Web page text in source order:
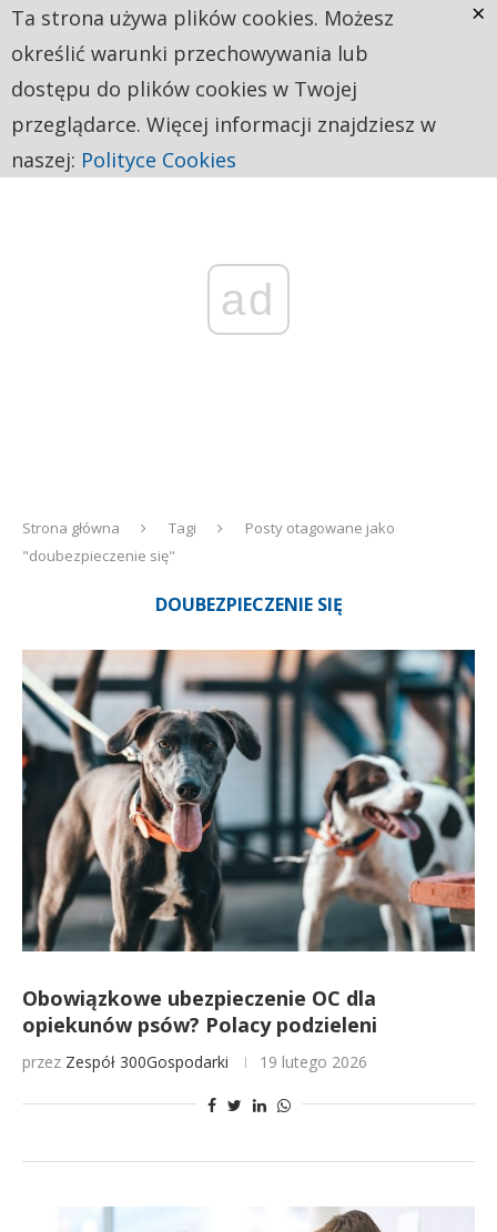
ad
Strona główna Tagi
Posty otagowane jako
"doubezpieczenie się"
DOUBEZPIECZENIE SIĘ
Obowiązkowe ubezpieczenie OC dla
opiekunów psów? Polacy podzieleni
przez Zespół 300Gospodarki 19 lutego 2026
Ta strona używa plików cookies. Możesz
określić warunki przechowywania lub
dostępu do plików cookies w Twojej
przeglądarce. Więcej informacji znajdziesz w
naszej: Polityce Cookies
×